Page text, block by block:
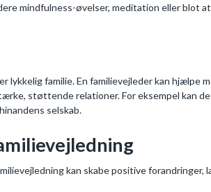
mindfulness-øvelser, meditation eller blot
lykkelig familie. En familievejleder kan hjælpe
støttende relationer. For eksempel kan
selskab.
kan skabe positive forandringer,